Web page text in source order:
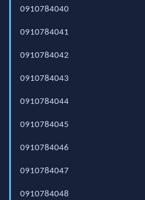
0910784040
0910784041
0910784042
0910784043
0910784044
0910784045
0910784046
0910784047
0910784048